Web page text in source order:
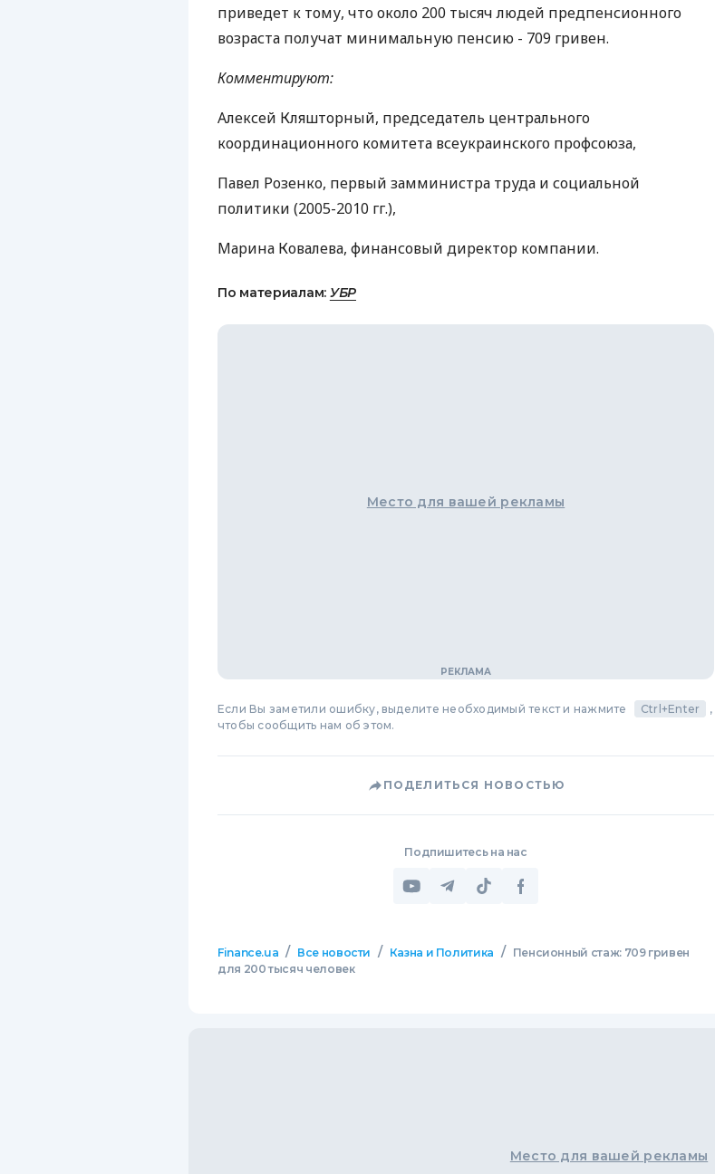
приведет к тому, что около 200 тысяч людей предпенсионного
возраста получат минимальную пенсию - 709 гривен.
Комментируют:
Алексей Кляшторный, председатель центрального
координационного комитета всеукраинского профсоюза,
Павел Розенко, первый замминистра труда и социальной
политики (2005-2010 гг.),
Марина Ковалева, финансовый директор компании.
По материалам: УБР
Место для вашей рекламы
Если Вы заметили ошибку, выделите необходимый текст и нажмите Ctrl+Enter
,
чтобы сообщить нам об этом.
ПОДЕЛИТЬСЯ НОВОСТЬЮ
Подпишитесь на нас
Finance.ua / Все новости / Казна и Политика /
Пенсионный стаж: 709 гривен
для 200 тысяч человек
Место для вашей рекламы